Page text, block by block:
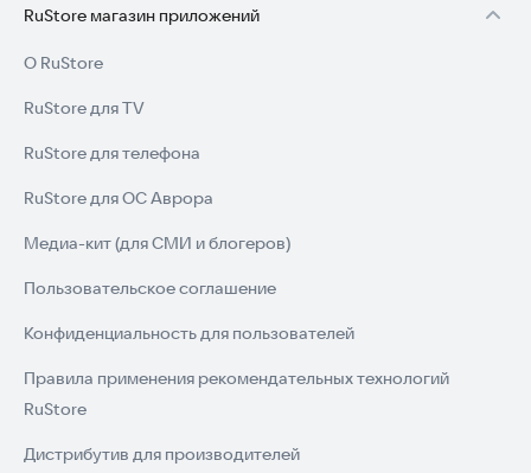
・ Дополнительные уровни в режиме Ралли с тоады
В этом режиме теперь доступны семь типов уровней, что
поддерживают фиолетовые и желтые тоады.
・ Больше сооружений и украшений в режиме Создание
королевства
Станет доступно больше построек для украшения
королевства. Вы также можете строить радужные мосты для
расширения территории.
Для игры требуется подключение к Интернету.
Попробуйте установить Super Mario Run прямо сейчас и
начните свое приключение!
RuStore магазин приложений
О RuStore
RuStore для TV
RuStore для телефона
RuStore для ОС Аврора
Медиа-кит (для СМИ и блогеров)
Пользовательское соглашение
Конфиденциальность для пользователей
Правила применения рекомендательных технологий
RuStore
Дистрибутив для производителей